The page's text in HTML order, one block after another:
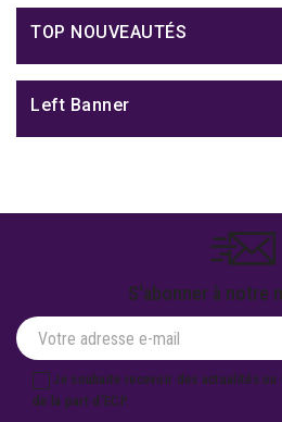
TOP NOUVEAUTÉS
Left Banner
S'abonner à notre
Je souhaite recevoir des actualités
de la part d'ECP.